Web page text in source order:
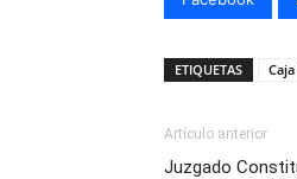
ETIQUETAS
Artículo anterior
Juzgado